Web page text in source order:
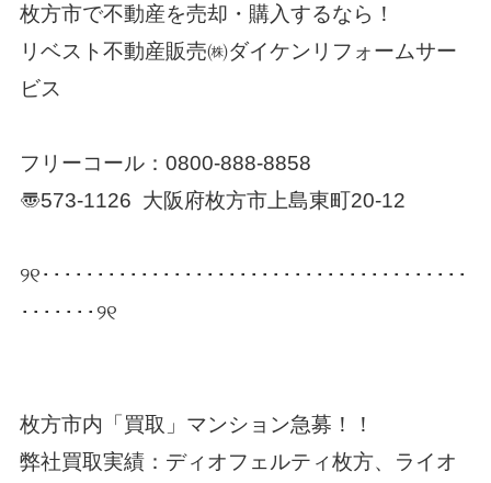
枚方市で不動産を売却・購入するなら！
リベスト不動産販売㈱ダイケンリフォームサー
ビス
フリーコール： 0800-888-8858
〠573-1126 大阪府枚方市上島東町20-12
୨୧･･･････････････････････････････････････
･･･････୨୧
枚方市内「買取」マンション急募！！
弊社買取実績： ディオフェルティ枚方、ライオ